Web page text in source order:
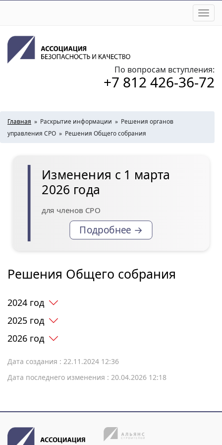
По вопросам вступления:
+7 812 426-36-72
Главная » Раскрытие информации » Решения органов
управления СРО » Решения Общего собрания
Изменения с 1 марта
2026 года
для членов СРО
Подробнее →
Решения Общего собрания
2024 год
2025 год
2026 год
Дата создания : 22.11.2024 12:36
Дата последнего изменения : 20.04.2026 12:18